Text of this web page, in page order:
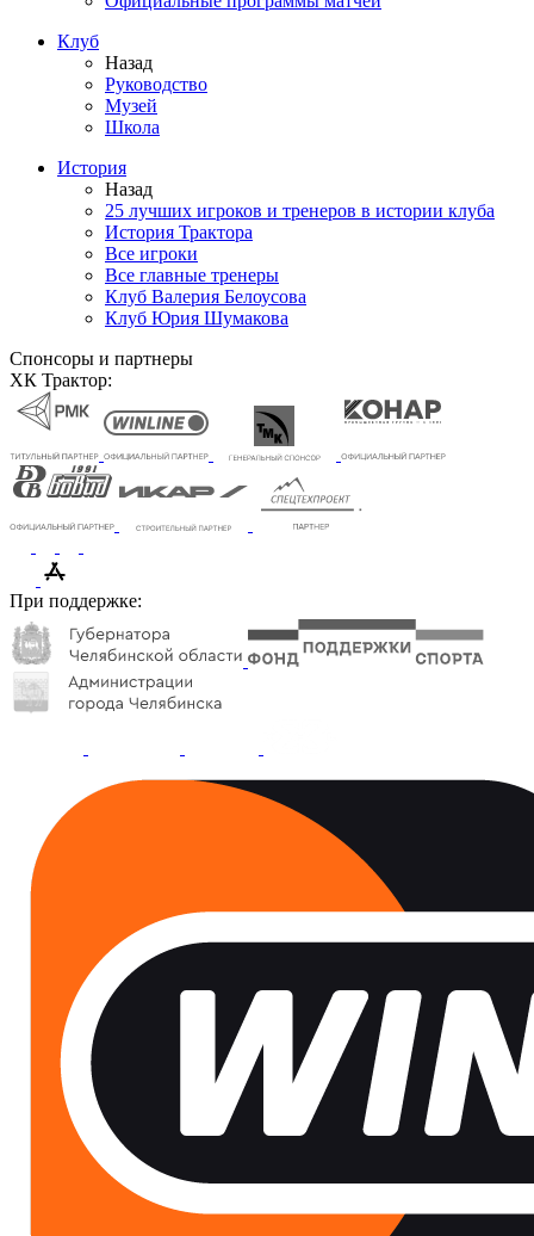
Клуб
Назад
Руководство
Музей
Школа
История
Назад
25 лучших игроков и тренеров в истории клуба
История Трактора
Все игроки
Все главные тренеры
Клуб Валерия Белоусова
Клуб Юрия Шумакова
Спонсоры и партнеры
ХК Трактор:
При поддержке: